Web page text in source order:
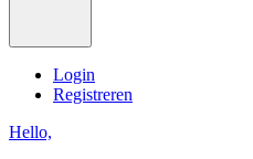
Login
Registreren
Hello,